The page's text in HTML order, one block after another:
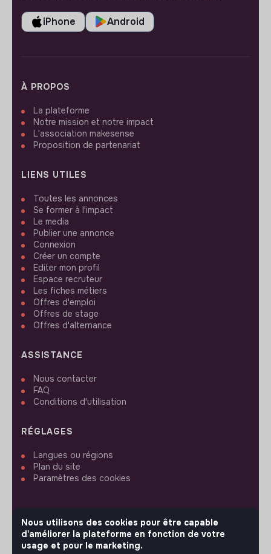
iPhone Android
À PROPOS
La plateforme
Notre mission et notre impact
L'association makesense
Proposition de partenariat
LIENS UTILES
Toutes les annonces
Se former à l'impact
Le media
Publier une annonce
Connexion
Créer un compte
Editer mon profil
Espace recruteur
Les fiches métiers
Offres d'emploi
Offres de stage
Offres d'alternance
ASSISTANCE
Nous contacter
FAQ
Conditions d'utilisation
RÉGLAGES
Langues ou régions
Plan du site
Paramètres des cookies
SUIVEZ-NOUS
Nous utilisons des cookies pour être capable
d'améliorer la plateforme en fonction de votre
usage et pour le marketing.